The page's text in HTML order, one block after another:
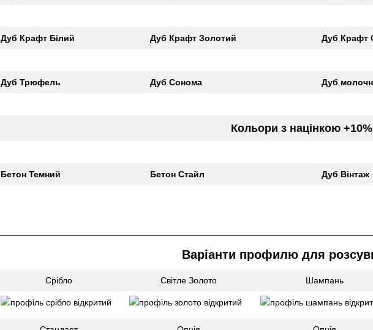
Дуб Крафт Білий Дуб Крафт Золотий Дуб Крафт
Дуб Трюфель Дуб Сонома Дуб
Кольори з націнкою +10%
Бетон Темний Бетон Стайл Дуб Вінтаж
Варіанти профилю для
Срібло Світле Золото Шампань